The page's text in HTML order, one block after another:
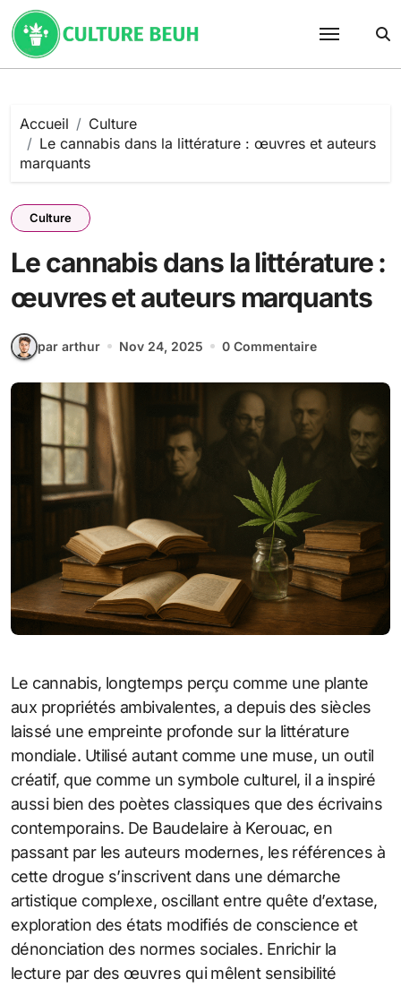
Passer
au
contenu
Accueil
Culture
Le cannabis dans la littérature : œuvres et auteurs
marquants
Culture
Le cannabis dans la littérature :
œuvres et auteurs marquants
par arthur Nov 24, 2025 0 Commentaire
Le cannabis, longtemps perçu comme une plante
aux propriétés ambivalentes, a depuis des siècles
laissé une empreinte profonde sur la littérature
mondiale. Utilisé autant comme une muse, un outil
créatif, que comme un symbole culturel, il a inspiré
aussi bien des poètes classiques que des écrivains
contemporains. De Baudelaire à Kerouac, en
passant par les auteurs modernes, les références à
cette drogue s’inscrivent dans une démarche
artistique complexe, oscillant entre quête d’extase,
exploration des états modifiés de conscience et
dénonciation des normes sociales. Enrichir la
lecture par des œuvres qui mêlent sensibilité